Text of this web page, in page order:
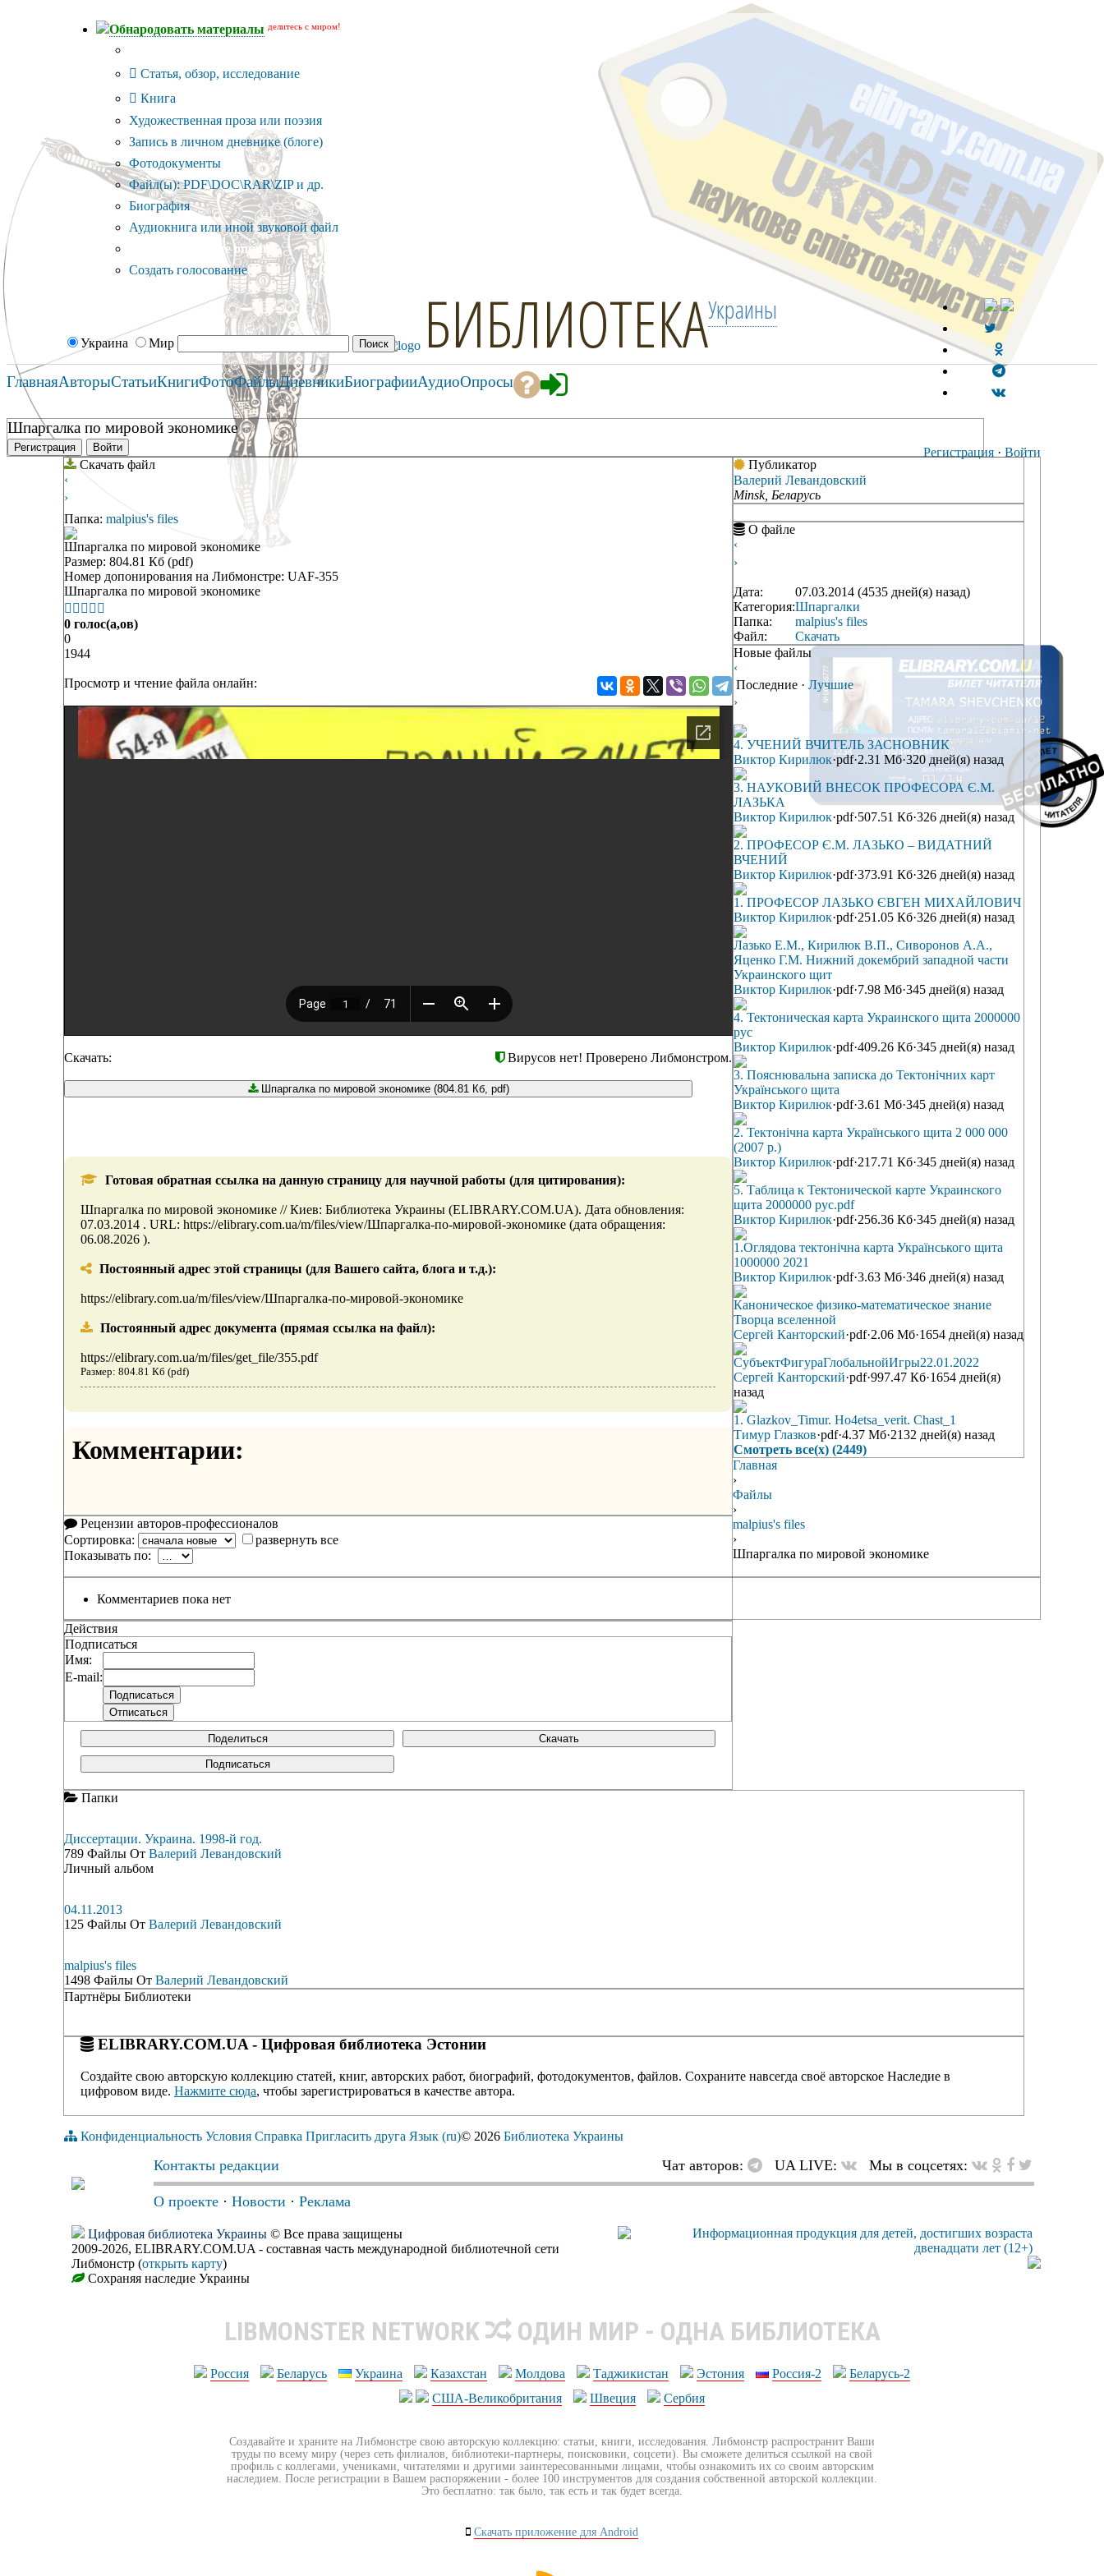
Обнародовать материалы делитесь с миром!
Статья, обзор, исследование
Книга
Художественная проза или поэзия
Запись в личном дневнике (блоге)
Фотодокументы
Файл(ы): PDF\DOC\RAR\ZIP и др.
Биография
Аудиокнига или иной звуковой файл
Дополнительные опции:
Создать голосование
Украина Мир БИБЛИОТЕКАУкраины
Регистрация · Войти
ГлавнаяАвторыСтатьиКнигиФотоФайлыДневникиБиографииАудиоОпросы
Шпаргалка по мировой экономике
Регистрация Войти
Скачать файл
‹
›
Папка: malpius's files
Шпаргалка по мировой экономике
Размер: 804.81 Кб (pdf)
Номер допонирования на Либмонстре: UAF-355
Шпаргалка по мировой экономике
    
0 голос(а,ов)
0
1944
Просмотр и чтение файла онлайн:
Вирусов нет! Проверено Либмонстром.
Скачать:
Шпаргалка по мировой экономике (804.81 Кб, pdf)
Готовая обратная ссылка на данную страницу для научной работы (для цитирования):
Шпаргалка по мировой экономике // Киев: Библиотека Украины (ELIBRARY.COM.UA). Дата обновления:
07.03.2014 . URL: https://elibrary.com.ua/m/files/view/Шпаргалка-по-мировой-экономике (дата обращения:
06.08.2026 ).
Постоянный адрес этой страницы (для Вашего сайта, блога и т.д.):
https://elibrary.com.ua/m/files/view/Шпаргалка-по-мировой-экономике
Постоянный адрес документа (прямая ссылка на файл):
https://elibrary.com.ua/m/files/get_file/355.pdf
Размер: 804.81 Кб (pdf)
Комментарии:
Рецензии авторов-профессионалов
Сортировка:
развернуть все
Показывать по:
Комментариев пока нет
Действия
Подписаться
Имя:
E-mail:
Поделиться Скачать
Подписаться
Публикатор
Валерий Левандовский
Minsk, Беларусь
О файле
‹
›
Дата:
07.03.2014 (4535 дней(я) назад)
Категория:Шпаргалки
Папка:
malpius's files
Файл:
Скачать
Новые файлы
‹
Последние · Лучшие
›
4. УЧЕНИЙ ВЧИТЕЛЬ ЗАСНОВНИК
Виктор Кирилюк·pdf·2.31 Мб·320 дней(я) назад
3. НАУКОВИЙ ВНЕСОК ПРОФЕСОРА Є.М.
ЛАЗЬКА
Виктор Кирилюк·pdf·507.51 Кб·326 дней(я) назад
2. ПРОФЕСОР Є.М. ЛАЗЬКО – ВИДАТНИЙ
ВЧЕНИЙ
Виктор Кирилюк·pdf·373.91 Кб·326 дней(я) назад
1. ПРОФЕСОР ЛАЗЬКО ЄВГЕН МИХАЙЛОВИЧ
Виктор Кирилюк·pdf·251.05 Кб·326 дней(я) назад
Лазько Е.М., Кирилюк В.П., Сиворонов А.А.,
Яценко Г.М. Нижний докембрий западной части
Украинского щит
Виктор Кирилюк·pdf·7.98 Мб·345 дней(я) назад
4. Тектоническая карта Украинского щита 2000000
рус
Виктор Кирилюк·pdf·409.26 Кб·345 дней(я) назад
3. Пояснювальна записка до Тектонічних карт
Українського щита
Виктор Кирилюк·pdf·3.61 Мб·345 дней(я) назад
2. Тектонічна карта Українського щита 2 000 000
(2007 р.)
Виктор Кирилюк·pdf·217.71 Кб·345 дней(я) назад
5. Таблица к Тектонической карте Украинского
щита 2000000 рус.pdf
Виктор Кирилюк·pdf·256.36 Кб·345 дней(я) назад
1.Оглядова тектонічна карта Українського щита
1000000 2021
Виктор Кирилюк·pdf·3.63 Мб·346 дней(я) назад
Каноническое физико-математическое знание
Творца вселенной
Сергей Канторский·pdf·2.06 Мб·1654 дней(я) назад
СубъектФигураГлобальнойИгры22.01.2022
Сергей Канторский·pdf·997.47 Кб·1654 дней(я)
назад
1. Glazkov_Timur. Ho4etsa_verit. Chast_1
Тимур Глазков·pdf·4.37 Мб·2132 дней(я) назад
Смотреть все(х) (2449)
Папки
Диссертации. Украина. 1998-й год.
789 Файлы От Валерий Левандовский
Личный альбом
04.11.2013
125 Файлы От Валерий Левандовский
malpius's files
1498 Файлы От Валерий Левандовский
Партнёры Библиотеки
ELIBRARY.COM.UA - Цифровая библиотека Эстонии
Создайте свою авторскую коллекцию статей, книг, авторских работ, биографий, фотодокументов, файлов. Сохраните навсегда своё авторское Наследие в
цифровом виде. Нажмите сюда, чтобы зарегистрироваться в качестве автора.
Главная
›
Файлы
›
malpius's files
›
Шпаргалка по мировой экономике
Конфиденциальность Условия Справка Пригласить друга Язык (ru)© 2026 Библиотека Украины
Контакты редакции Чат авторов: UA LIVE: Мы в соцсетях:
О проекте · Новости · Реклама
Цифровая библиотека Украины © Все права защищены
2009-2026, ELIBRARY.COM.UA - составная часть международной библиотечной сети
Либмонстр (открыть карту)
Сохраняя наследие Украины
LIBMONSTER NETWORK ОДИН МИР - ОДНА БИБЛИОТЕКА
Россия Беларусь Украина Казахстан Молдова Таджикистан Эстония Россия-2
Беларусь-2
США-Великобритания
Швеция Сербия
Создавайте и храните на Либмонстре свою авторскую коллекцию: статьи, книги, исследования. Либмонстр распространит Ваши
труды по всему миру (через сеть филиалов, библиотеки-партнеры, поисковики, соцсети). Вы сможете делиться ссылкой на свой
профиль с коллегами, учениками, читателями и другими заинтересованными лицами, чтобы ознакомить их со своим авторским
наследием. После регистрации в Вашем распоряжении - более 100 инструментов для создания собственной авторской коллекции.
Это бесплатно: так было, так есть и так будет всегда.
Скачать приложение для Android